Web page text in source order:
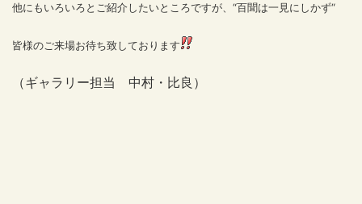
他にもいろいろとご紹介したいところですが、“百聞は一見にしかず“
皆様のご来場お待ち致しております
（ギャラリー担当 中村・比良）